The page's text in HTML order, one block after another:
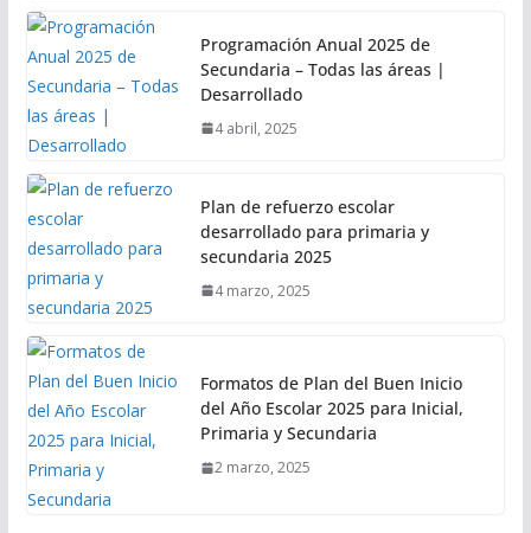
Programación Anual 2025 de
Secundaria – Todas las áreas |
Desarrollado
4 abril, 2025
Plan de refuerzo escolar
desarrollado para primaria y
secundaria 2025
4 marzo, 2025
Formatos de Plan del Buen Inicio
del Año Escolar 2025 para Inicial,
Primaria y Secundaria
2 marzo, 2025